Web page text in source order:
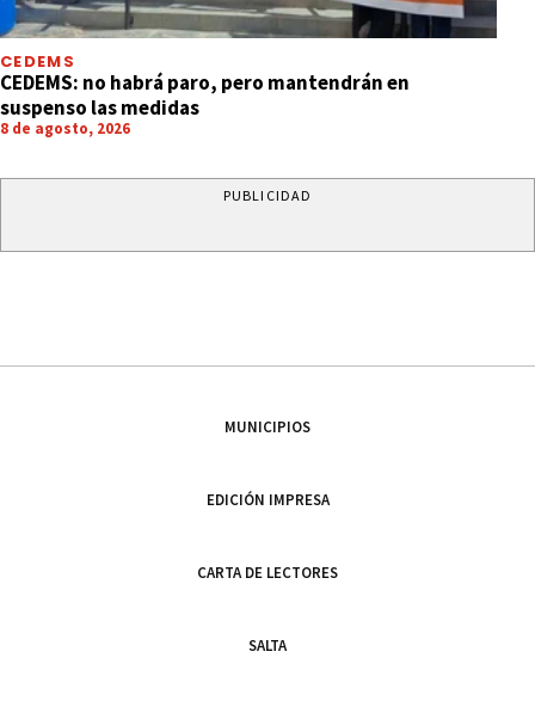
CEDEMS
CEDEMS: no habrá paro, pero mantendrán en
suspenso las medidas
8 de agosto, 2026
PUBLICIDAD
MUNICIPIOS
EDICIÓN IMPRESA
CARTA DE LECTORES
SALTA